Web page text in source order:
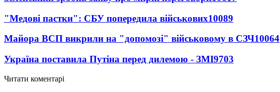
"Медові пастки": СБУ попередила військових10089
Майора ВСП викрили на "допомозі" військовому в СЗЧ10064
Україна поставила Путіна перед дилемою - ЗМІ9703
Читати коментарі